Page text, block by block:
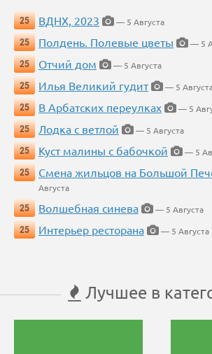
25 ВДНХ, 2023
— 5 Августа
25
Полдень. Полевые цветы
— 5
25
Отчий дом
— 5 Августа
25
Илья Великий гудит
— 5
25
В Арбатских переулках
— 5
25
Лодка с ветлой
— 5 Августа
25
Куст малины с бабочкой
— 5
25
Смена жильцов на Большой
Августа
25
Волшебная синева
— 5 Августа
25
Интерьер ресторана — 5 Августа
Лучшее в